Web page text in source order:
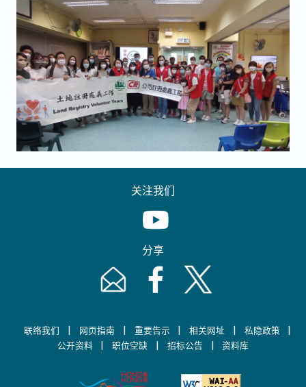
关注我们
Youtube [This link will pop up in
分享
Email [This link will pop up in a new
Facebook [This link will pop up
Twitter [This link will
联络我们 | 网页指南 | 重要告示 | 相关网址 | 私隐政策 |
公开资料 | 职位空缺 | 招标公告 | 资料库